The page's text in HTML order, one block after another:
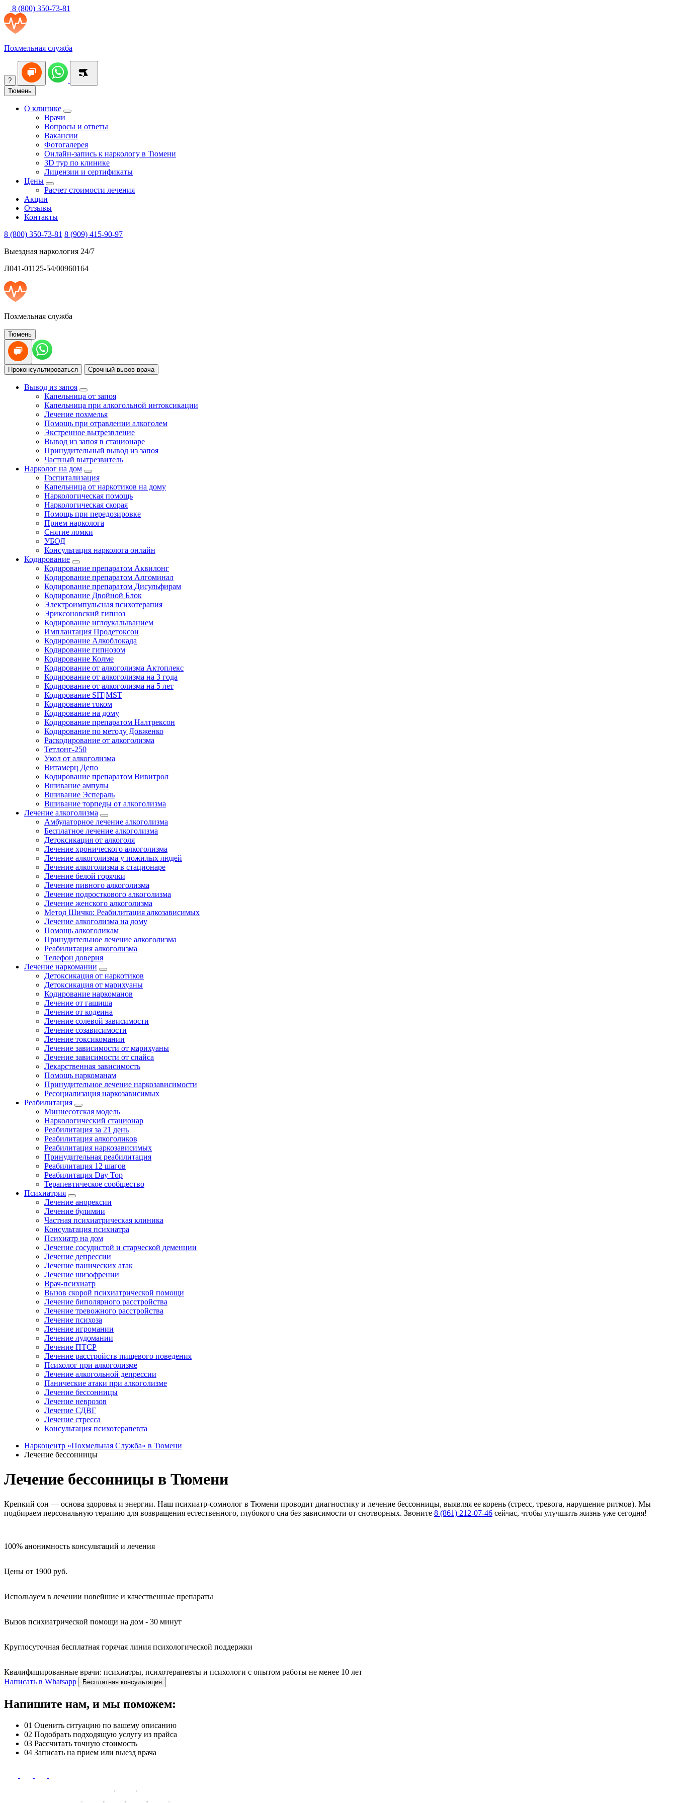
8 (800) 350-73-81
Похмельная служба
?
Тюмень
О клинике
Врачи
Вопросы и ответы
Вакансии
Фотогалерея
Онлайн-запись к наркологу в Тюмени
3D тур по клинике
Лицензии и сертификаты
Цены
Расчет стоимости лечения
Акции
Отзывы
Контакты
8 (800) 350-73-81 8 (909) 415-90-97
Выездная наркология 24/7
Л041-01125-54/00960164
Похмельная служба
Тюмень
Проконсультироваться Срочный вызов врача
Вывод из запоя
Капельница от запоя
Капельница при алкогольной интоксикации
Лечение похмелья
Помощь при отравлении алкоголем
Экстренное вытрезвление
Вывод из запоя в стационаре
Принудительный вывод из запоя
Частный вытрезвитель
Нарколог на дом
Госпитализация
Капельница от наркотиков на дому
Наркологическая помощь
Наркологическая скорая
Помощь при передозировке
Прием нарколога
Снятие ломки
УБОД
Консультация нарколога онлайн
Кодирование
Кодирование препаратом Аквилонг
Кодирование препаратом Алгоминал
Кодирование препаратом Дисульфирам
Кодирование Двойной Блок
Электроимпульсная психотерапия
Эриксоновский гипноз
Кодирование иглоукалыванием
Имплантация Продетоксон
Кодирование Алкоблокада
Кодирование гипнозом
Кодирование Колме
Кодирование от алкоголизма Актоплекс
Кодирование от алкоголизма на 3 года
Кодирование от алкоголизма на 5 лет
Кодирование SIT|MST
Кодирование током
Кодирование на дому
Кодирование препаратом Налтрексон
Кодирование по методу Довженко
Раскодирование от алкоголизма
Тетлонг-250
Укол от алкоголизма
Витамерц Депо
Кодирование препаратом Вивитрол
Вшивание ампулы
Вшивание Эспераль
Вшивание торпеды от алкоголизма
Лечение алкоголизма
Амбулаторное лечение алкоголизма
Бесплатное лечение алкоголизма
Детоксикация от алкоголя
Лечение хронического алкоголизма
Лечение алкоголизма у пожилых людей
Лечение алкоголизма в стационаре
Лечение белой горячки
Лечение пивного алкоголизма
Лечение подросткового алкоголизма
Лечение женского алкоголизма
Метод Шичко: Реабилитация алкозависимых
Лечение алкоголизма на дому
Помощь алкоголикам
Принудительное лечение алкоголизма
Реабилитация алкоголизма
Телефон доверия
Лечение наркомании
Детоксикация от наркотиков
Детоксикация от марихуаны
Кодирование наркоманов
Лечение от гашиша
Лечение от кодеина
Лечение солевой зависимости
Лечение созависимости
Лечение токсикомании
Лечение зависимости от марихуаны
Лечение зависимости от спайса
Лекарственная зависимость
Помощь наркоманам
Принудительное лечение наркозависимости
Ресоциализация наркозависимых
Реабилитация
Миннесотская модель
Наркологический стационар
Реабилитация за 21 день
Реабилитация алкоголиков
Реабилитация наркозависимых
Принудительная реабилитация
Реабилитация 12 шагов
Реабилитация Day Top
Терапевтическое сообщество
Психиатрия
Лечение анорексии
Лечение булимии
Частная психиатрическая клиника
Консультация психиатра
Психиатр на дом
Лечение сосудистой и старческой деменции
Лечение депрессии
Лечение панических атак
Лечение шизофрении
Врач-психиатр
Вызов скорой психиатрической помощи
Лечение биполярного расстройства
Лечение тревожного расстройства
Лечение психоза
Лечение игромании
Лечение лудомании
Лечение ПТСР
Лечение расстройств пищевого поведения
Психолог при алкоголизме
Лечение алкогольной депрессии
Панические атаки при алкоголизме
Лечение бессонницы
Лечение неврозов
Лечение СДВГ
Лечение стресса
Консультация психотерапевта
Наркоцентр «Похмельная Служба» в Тюмени
Лечение бессонницы
Лечение бессонницы в Тюмени
Крепкий сон — основа здоровья и энергии. Наш психиатр-сомнолог в Тюмени проводит диагностику и лечение бессонницы, выявляя ее корень (стресс, тревога, нарушение ритмов). Мы
подбираем персональную терапию для возвращения естественного, глубокого сна без зависимости от снотворных. Звоните 8 (861) 212-07-46 сейчас, чтобы улучшить жизнь уже сегодня!
100% анонимность консультаций и лечения
Цены от 1900 руб.
Используем в лечении новейшие и качественные препараты
Вызов психиатрической помощи на дом - 30 минут
Круглосуточная бесплатная горячая линия психологической поддержки
Квалифицированные врачи: психиатры, психотерапевты и психологи с опытом работы не менее 10 лет
Написать в Whatsapp
Бесплатная консультация
Напишите нам, и мы поможем:
01 Оценить ситуацию по вашему описанию
02 Подобрать подходящую услугу из прайса
03 Рассчитать точную стоимость
04 Записать на прием или выезд врача